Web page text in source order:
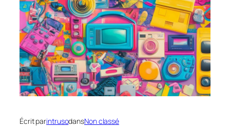
Écrit parintrusodansNon classé